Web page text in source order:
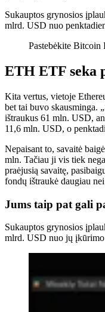
Sukauptos grynosios
mlrd. USD nuo
Pastebėkite Bitcoin
ETH ETF seka
Kita vertus, vietoje
bet tai buvo skausminga.
ištraukus 61 mln. USD,
11,6 mln. USD, o
Nepaisant to, savaitė
mln. Tačiau ji vis tiek
praėjusią savaitę,
fondų ištraukė daugiau
Jums taip pat gali
Sukauptos grynosios
mlrd. USD nuo jų